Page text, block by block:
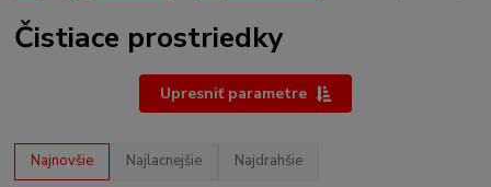
Čistiace prostriedky
Upresniť parametre
Najnovšie Najlacnejšie Najdrahšie